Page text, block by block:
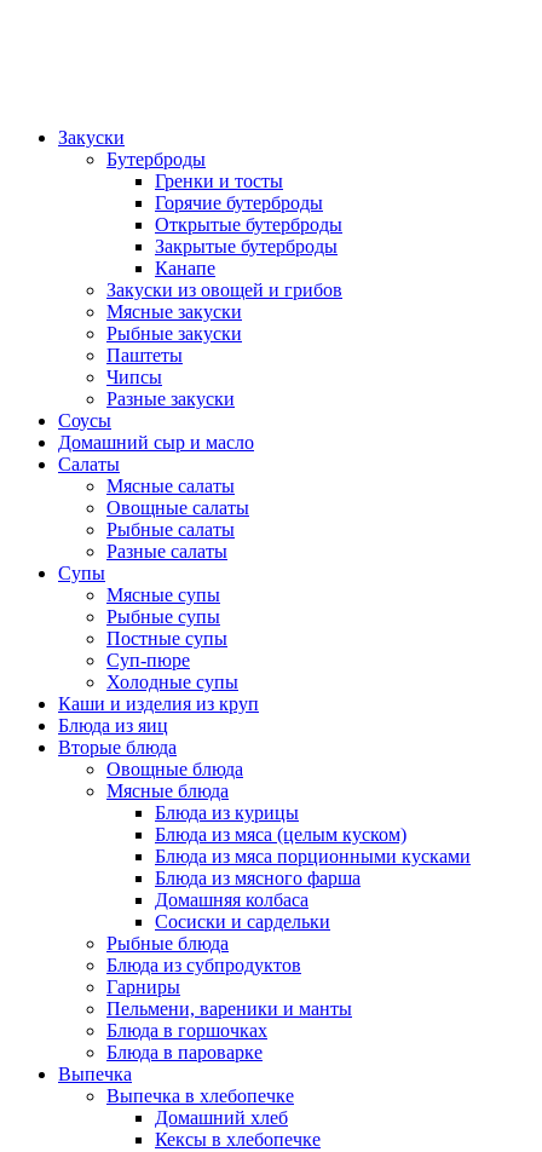
Закуски
Бутерброды
Гренки и тосты
Горячие бутерброды
Открытые бутерброды
Закрытые бутерброды
Канапе
Закуски из овощей и грибов
Мясные закуски
Рыбные закуски
Паштеты
Чипсы
Разные закуски
Соусы
Домашний сыр и масло
Салаты
Мясные салаты
Овощные салаты
Рыбные салаты
Разные салаты
Супы
Мясные супы
Рыбные супы
Постные супы
Суп-пюре
Холодные супы
Каши и изделия из круп
Блюда из яиц
Вторые блюда
Овощные блюда
Мясные блюда
Блюда из курицы
Блюда из мяса (целым куском)
Блюда из мяса порционными кусками
Блюда из мясного фарша
Домашняя колбаса
Сосиски и сардельки
Рыбные блюда
Блюда из субпродуктов
Гарниры
Пельмени, вареники и манты
Блюда в горшочках
Блюда в пароварке
Выпечка
Выпечка в хлебопечке
Домашний хлеб
Кексы в хлебопечке